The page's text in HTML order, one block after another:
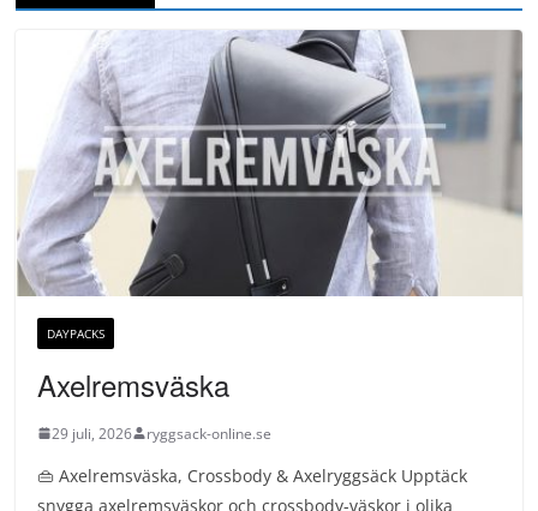
DAYPACKS
Axelremsväska
29 juli, 2026 ryggsack-online.se
👜 Axelremsväska, Crossbody & Axelryggsäck Upptäck
snygga axelremsväskor och crossbody-väskor i olika